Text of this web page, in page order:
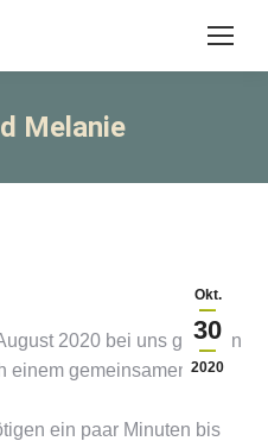
Melanie
Okt.
30
2020
2020 bei uns geboren
einem gemeinsamen
ein paar Minuten bis